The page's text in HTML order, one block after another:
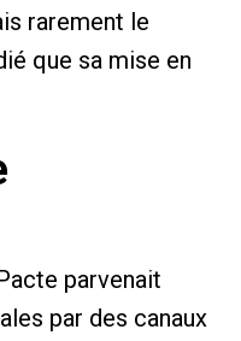
rarement le
que sa mise en
parvenait
par des canaux